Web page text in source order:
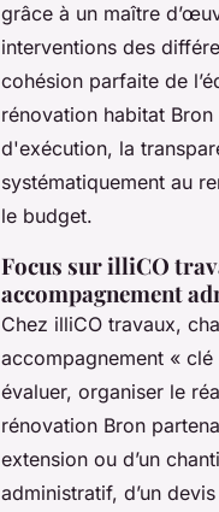
grâce à un maître
interventions des
cohésion parfaite de
rénovation habitat
d'exécution, la
systématiquement au
le budget.
Focus sur illiCO
accompagnement
Chez illiCO travaux,
accompagnement «
évaluer, organiser le
rénovation Bron
extension ou d’un
administratif, d’un